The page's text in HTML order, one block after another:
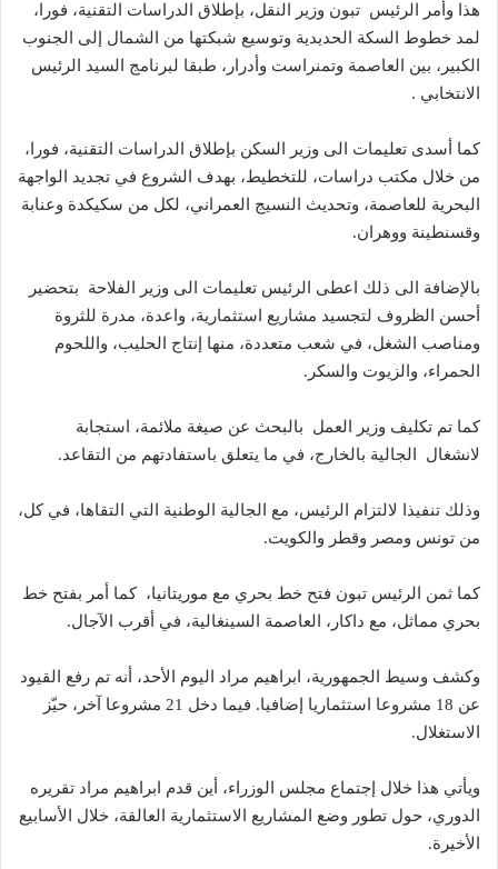
هذا وأمر الرئيس تبون وزير النقل، بإطلاق الدراسات التقنية، فورا،
لمد خطوط السكة الحديدية وتوسيع شبكتها من الشمال إلى الجنوب
الكبير، بين العاصمة وتمنراست وأدرار، طبقا لبرنامج السيد الرئيس
الانتخابي .
كما أسدى تعليمات الى وزير السكن بإطلاق الدراسات التقنية، فورا،
من خلال مكتب دراسات، للتخطيط، بهدف الشروع في تجديد الواجهة
البحرية للعاصمة، وتحديث النسيج العمراني، لكل من سكيكدة وعنابة
وقسنطينة ووهران.
بالإضافة الى ذلك اعطى الرئيس تعليمات الى وزير الفلاحة بتحضير
أحسن الظروف لتجسيد مشاريع استثمارية، واعدة، مدرة للثروة
ومناصب الشغل، في شعب متعددة، منها إنتاج الحليب، واللحوم
الحمراء، والزيوت والسكر.
كما تم تكليف وزير العمل بالبحث عن صيغة ملائمة، استجابة
لانشغال الجالية بالخارج، في ما يتعلق باستفادتهم من التقاعد.
وذلك تنفيذا لالتزام الرئيس، مع الجالية الوطنية التي التقاها، في كل،
من تونس ومصر وقطر والكويت.
كما ثمن الرئيس تبون فتح خط بحري مع موريتانيا، كما أمر بفتح خط
بحري مماثل، مع داكار، العاصمة السينغالية، في أقرب الآجال.
وكشف وسيط الجمهورية، ابراهيم مراد اليوم الأحد، أنه تم رفع القيود
عن 18 مشروعا استثماريا إضافيا. فيما دخل 21 مشروعا آخر، حيّز
الاستغلال.
ويأتي هذا خلال إجتماع مجلس الوزراء، أين قدم ابراهيم مراد تقريره
الدوري، حول تطور وضع المشاريع الاستثمارية العالقة، خلال الأسابيع
الأخيرة.